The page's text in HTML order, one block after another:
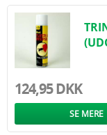
124,95 DKK
SE MERE